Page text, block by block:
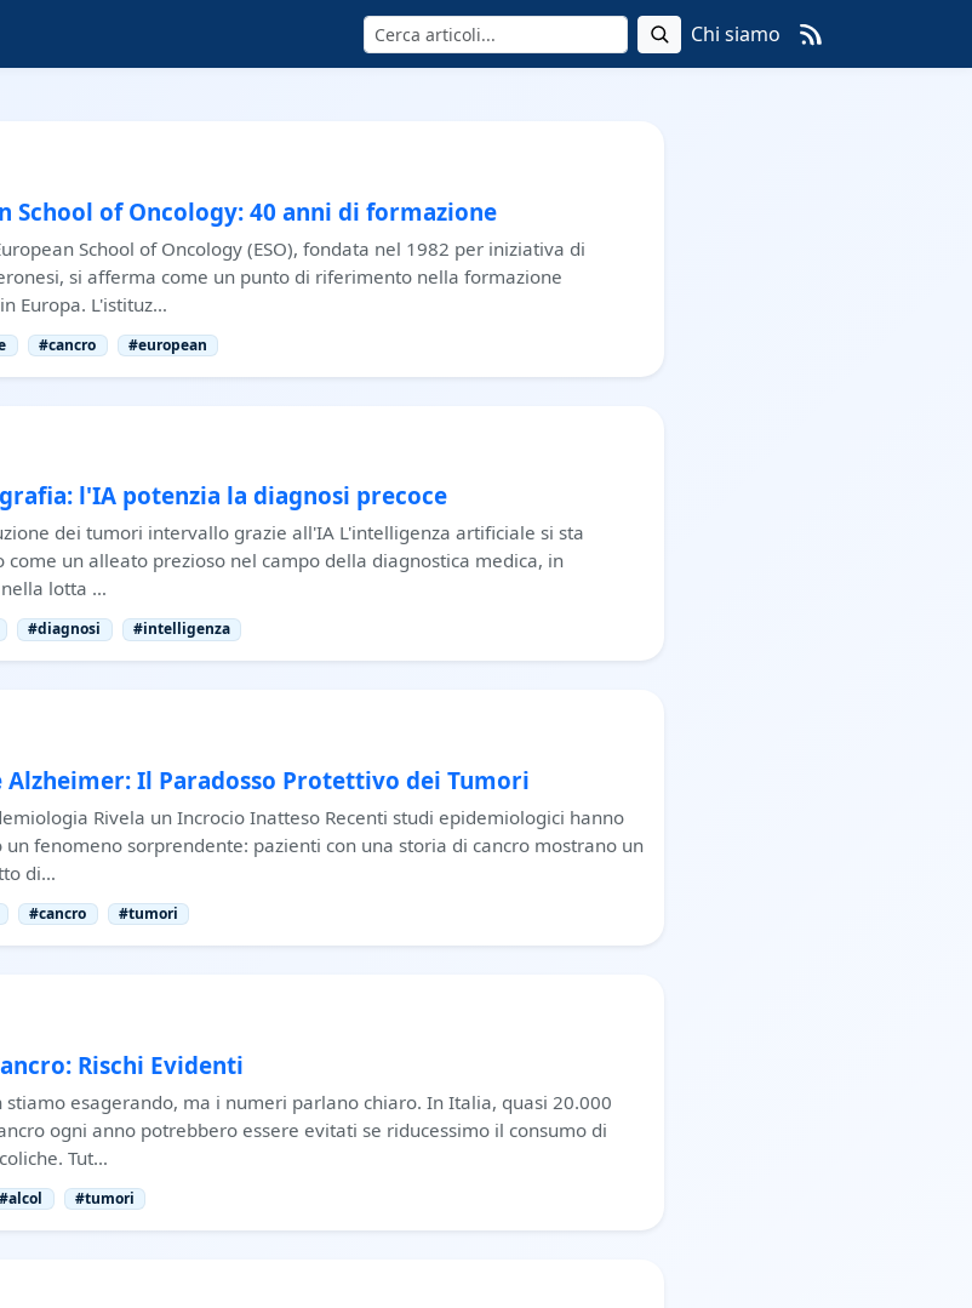
Cerca Chi siamo
School of Oncology: 40 anni di formazione
School of Oncology (ESO), fondata nel 1982 per iniziativa di
si afferma come un punto di riferimento nella formazione
Europa. L'istituz…
#cancro #european
l'IA potenzia la diagnosi precoce
dei tumori intervallo grazie all'IA L'intelligenza artificiale si sta
come un alleato prezioso nel campo della diagnostica medica, in
lotta …
#diagnosi #intelligenza
Alzheimer: Il Paradosso Protettivo dei Tumori
Rivela un Incrocio Inatteso Recenti studi epidemiologici hanno
un fenomeno sorprendente: pazienti con una storia di cancro mostrano un
di…
#cancro #tumori
Rischi Evidenti
stiamo esagerando, ma i numeri parlano chiaro. In Italia, quasi 20.000
ogni anno potrebbero essere evitati se riducessimo il consumo di
Tut…
#alcol #tumori